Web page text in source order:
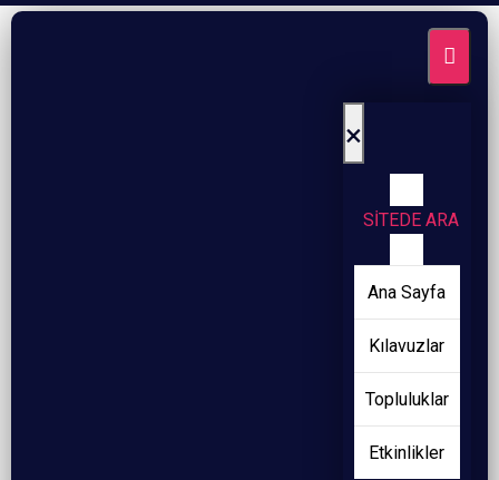
×
SİTEDE ARA
Ana Sayfa
Kılavuzlar
Topluluklar
Etkinlikler